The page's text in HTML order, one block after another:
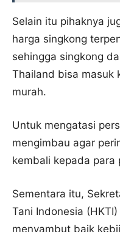
Selain itu pihaknya
harga singkong
sehingga singkong
Thailand bisa masuk
murah.
Untuk mengatasi
mengimbau agar
kembali kepada para
Sementara itu,
Tani Indonesia
menyambut baik